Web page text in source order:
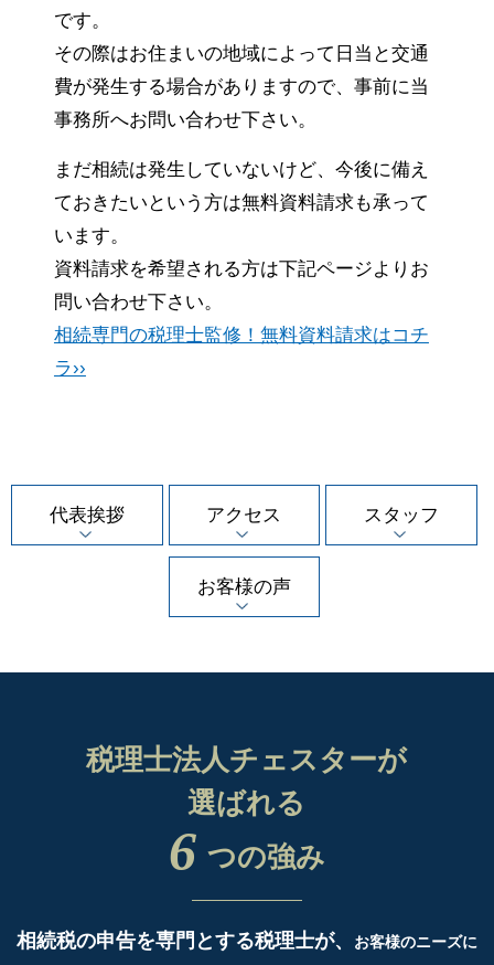
です。
その際はお住まいの地域によって日当と交通
費が発生する場合がありますので、事前に当
事務所へお問い合わせ下さい。
まだ相続は発生していないけど、今後に備え
ておきたいという方は無料資料請求も承って
います。
資料請求を希望される方は下記ページよりお
問い合わせ下さい。
相続専門の税理士監修！無料資料請求はコチ
ラ››
代表挨拶 アクセス スタッフ
お客様の声
税理士法人チェスターが
選ばれる
6 つの強み
相続税の申告を専門とする税理士が、
お客様のニーズに